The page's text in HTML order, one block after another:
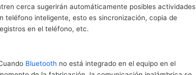
cerca sugerirán automáticamente posibles actividades
teléfono inteligente, esto es sincronización, copia de
en el teléfono, etc.
Bluetooth no está integrado en el equipo en el